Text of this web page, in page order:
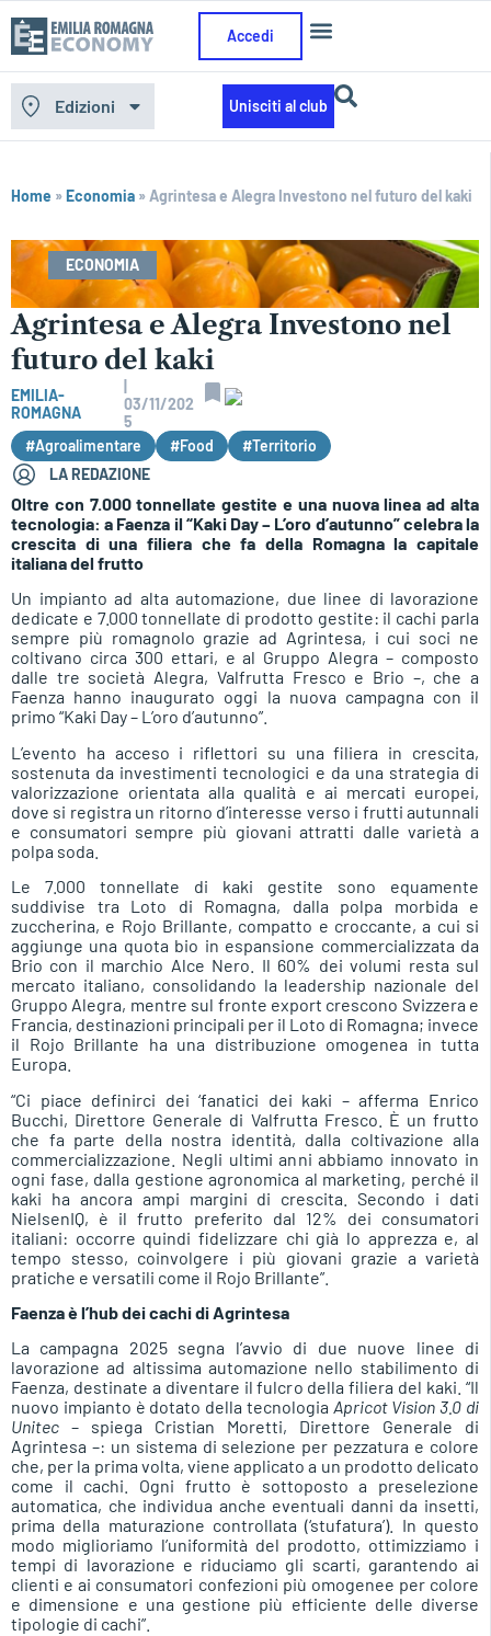
Accedi
Edizioni Unisciti al club
Home »Economia »Agrintesa e Alegra Investono nel futuro del kaki
ECONOMIA
Agrintesa e Alegra Investono nel
futuro del kaki
EMILIA-
ROMAGNA
03/11/202
5
#Agroalimentare
#Food
#Territorio
LA REDAZIONE
Oltre con 7.000 tonnellate gestite e una nuova linea ad alta
tecnologia: a Faenza il “Kaki Day – L’oro d’autunno” celebra la
crescita di una filiera che fa della Romagna la capitale
italiana del frutto
Un impianto ad alta automazione, due linee di lavorazione
dedicate e 7.000 tonnellate di prodotto gestite: il cachi parla
sempre più romagnolo grazie ad Agrintesa, i cui soci ne
coltivano circa 300 ettari, e al Gruppo Alegra – composto
dalle tre società Alegra, Valfrutta Fresco e Brio –, che a
Faenza hanno inaugurato oggi la nuova campagna con il
primo “Kaki Day – L’oro d’autunno”.
L’evento ha acceso i riflettori su una filiera in crescita,
sostenuta da investimenti tecnologici e da una strategia di
valorizzazione orientata alla qualità e ai mercati europei,
dove si registra un ritorno d’interesse verso i frutti autunnali
e consumatori sempre più giovani attratti dalle varietà a
polpa soda.
Le 7.000 tonnellate di kaki gestite sono equamente
suddivise tra Loto di Romagna, dalla polpa morbida e
zuccherina, e Rojo Brillante, compatto e croccante, a cui si
aggiunge una quota bio in espansione commercializzata da
Brio con il marchio Alce Nero. Il 60% dei volumi resta sul
mercato italiano, consolidando la leadership nazionale del
Gruppo Alegra, mentre sul fronte export crescono Svizzera e
Francia, destinazioni principali per il Loto di Romagna; invece
il Rojo Brillante ha una distribuzione omogenea in tutta
Europa.
“Ci piace definirci dei ‘fanatici dei kaki – afferma Enrico
Bucchi, Direttore Generale di Valfrutta Fresco. È un frutto
che fa parte della nostra identità, dalla coltivazione alla
commercializzazione. Negli ultimi anni abbiamo innovato in
ogni fase, dalla gestione agronomica al marketing, perché il
kaki ha ancora ampi margini di crescita. Secondo i dati
NielsenIQ, è il frutto preferito dal 12% dei consumatori
italiani: occorre quindi fidelizzare chi già lo apprezza e, al
tempo stesso, coinvolgere i più giovani grazie a varietà
pratiche e versatili come il Rojo Brillante”.
Faenza è l’hub dei cachi di Agrintesa
La campagna 2025 segna l’avvio di due nuove linee di
lavorazione ad altissima automazione nello stabilimento di
Faenza, destinate a diventare il fulcro della filiera del kaki. “Il
nuovo impianto è dotato della tecnologia Apricot Vision 3.0 di
Unitec – spiega Cristian Moretti, Direttore Generale di
Agrintesa –: un sistema di selezione per pezzatura e colore
che, per la prima volta, viene applicato a un prodotto delicato
come il cachi. Ogni frutto è sottoposto a preselezione
automatica, che individua anche eventuali danni da insetti,
prima della maturazione controllata (‘stufatura’). In questo
modo miglioriamo l’uniformità del prodotto, ottimizziamo i
tempi di lavorazione e riduciamo gli scarti, garantendo ai
clienti e ai consumatori confezioni più omogenee per colore
e dimensione e una gestione più efficiente delle diverse
tipologie di cachi”.